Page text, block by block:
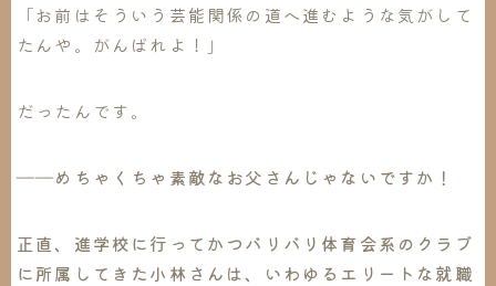
「お前はそういう芸能関係の道へ進むような気がして
たんや。がんばれよ！」
だったんです。
――めちゃくちゃ素敵なお父さんじゃないですか！
正直、進学校に行ってかつバリバリ体育会系のクラブ
に所属してきた小林さんは、いわゆるエリートな就職